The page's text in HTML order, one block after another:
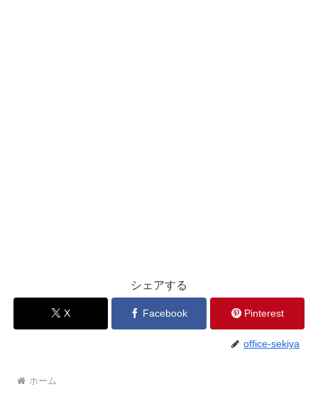
シェアする
X Facebook Pinterest
office-sekiya
ホーム